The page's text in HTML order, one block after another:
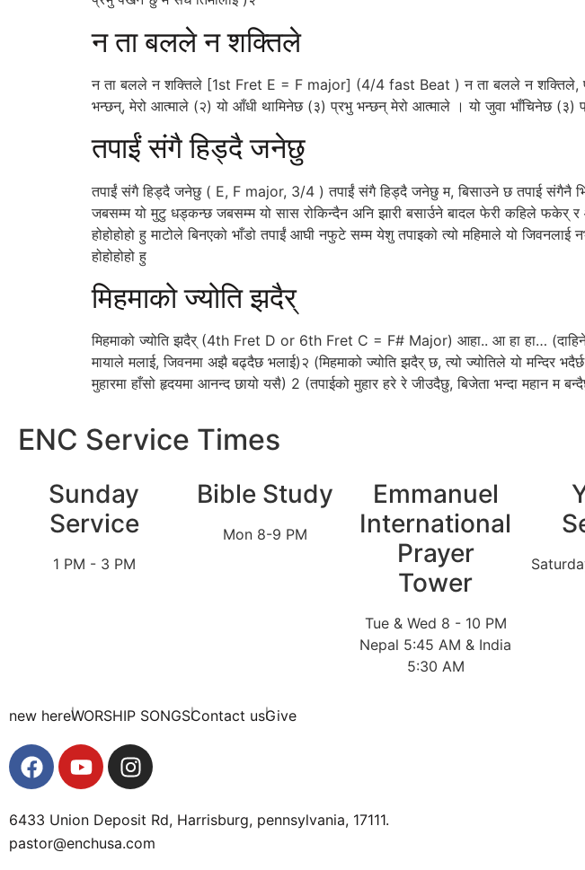
न ता बलले न शक्तिले
न ता बलले न शक्तिले [1st Fret E = F major] (4/4 fast Beat ) न ता बलले न शक्तिले,
भन्छन्‌, मेरो आत्माले (२) यो आँधी थामिनेछ (३) प्रभु भन्छन्‌ मेरो आत्माले । यो जुवा भाँचिनेछ (३)
तपाईं संगै हिड्दै जनेछु
तपाईं संगै हिड्दै जनेछु ( E, F major, 3/4 ) तपाईं संगै हिड्दै जनेछु म, बिसाउने छ तपाई संगैनै
जबसम्म यो मुटु धड्कन्छ जबसम्म यो सास रोकिन्दैन अनि झारी बसार्उने बादल फेरी कहिले फकेर्
होहोहोहो हु माटोले बिनएको भाँडो तपाईं आघी नफुटे सम्म येशु तपाइको त्यो महिमाले यो जिवनलाई
होहोहोहो हु
मिहमाको ज्योति झदैर्
मिहमाको ज्योति झदैर् (4th Fret D or 6th Fret C = F# Major) आहा.. आ हा हा…
मायाले मलाई, जिवनमा अझै बढ्दैछ भलाई)२ (मिहमाको ज्योति झदैर् छ, त्यो ज्योतिले यो
मुहारमा हाँसो हृदयमा आनन्द छायो यसै) 2 (तपाईको मुहार हरे रे जीउदैछु, बिजेता भन्दा महान म
ENC Service Times
Sunday
Service
1 PM - 3 PM
Bible Study
Mon 8-9 PM
Emmanuel
International
Prayer
Tower
Tue & Wed 8 - 10 PM
Nepal 5:45 AM & India
5:30 AM
new hereWORSHIP SONGSContact usGive
6433 Union Deposit Rd, Harrisburg, pennsylvania, 17111.
pastor@enchusa.com